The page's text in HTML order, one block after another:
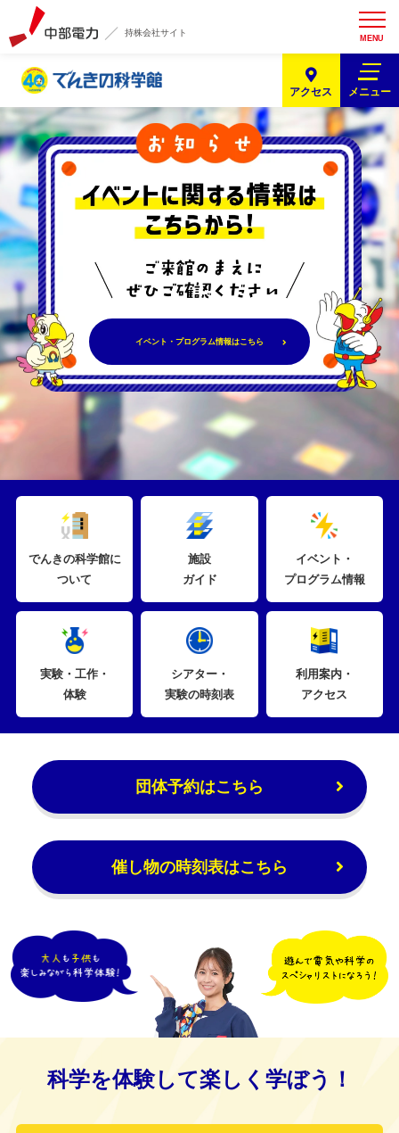
持株会社サイト MENU
アクセス メニュー
で
ん
の
科
学
館
イベント・プログラム情報はこちら
でんきの科学館に
ついて
施設
ガイド
イベント・
プログラム情報
実験・工作・
体験
シアター・
実験の時刻表
利用案内・
アクセス
団体予約はこちら
催し物の時刻表はこちら
科学を体験して楽しく学ぼう！